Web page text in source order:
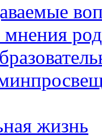
жизнь